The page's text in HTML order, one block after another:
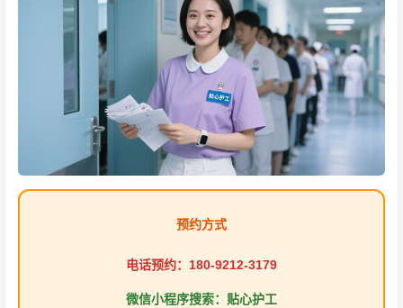
预约方式
电话预约：180-9212-3179
微信小程序搜索：贴心护工